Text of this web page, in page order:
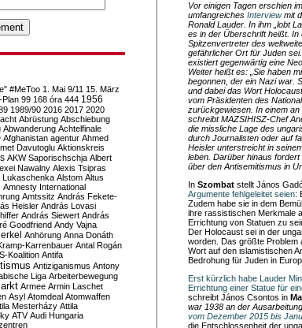
Vor einigen Tagen erschien
umfangreiches Interviewmit
Ronald Lauder. In ihm „lobt
es in der Überschrift heißt.
Spitzenvertreter des
gefährlicher Ort für Juden
existiert gegenwärtig eine
Weiter heißt es: „Sie haben
begonnen, der ein Nazi war.
und dabei das Wort
vom Präsidenten des
zurückgewiesen. In einem
schreibt MAZSIHISZ-Chef
die missliche Lage des
durch Journalisten oder auf
Heisler unterstreicht in
leben. Darüber hinaus
über den Antisemitismus in
In Szombat stellt János
Argumente fehlgeleitet seien:
Zudem habe sie in dem
ihre rassistischen Merkmale
Errichtung von Statuen zu
Der Holocaust sei in der
worden. Das größte Problem
Wort auf den islamistischen
Bedrohung für Juden in
Erst kürzlich habe Lauder
Errichtung einer Statue für
schreibt János Csontos in
war 1938 an der
vom Dezember 2015 bis
die Entschlossenheit der
#MeToo 1. Mai 9/11 15. März
Plan 99 168 óra 444 1956
1989/90 2016 2017 2020
Abrüstung Abschiebung
Abwanderung Achtelfinale
Afghanistan agentur Ahmed
Davutoglu Aktionskreis
AKW Saporischschja Albert
Nawalny Alexis Tsipras
Lukaschenka Alstom Altus
Amnesty International
Amtssitz András Fekete-
Heisler András Lovasi
András Siewert András
Goodfriend Andy Vajna
Anhörung Anna Donáth
Karrenbauer Antal Rogán
Koalition Antifa
Antiziganismus Antony
Liga Arbeiterbewegung
Armee Armin Laschet
Asyl Atomdeal Atomwaffen
Mesterházy Attila
ATV Audi Hungaria